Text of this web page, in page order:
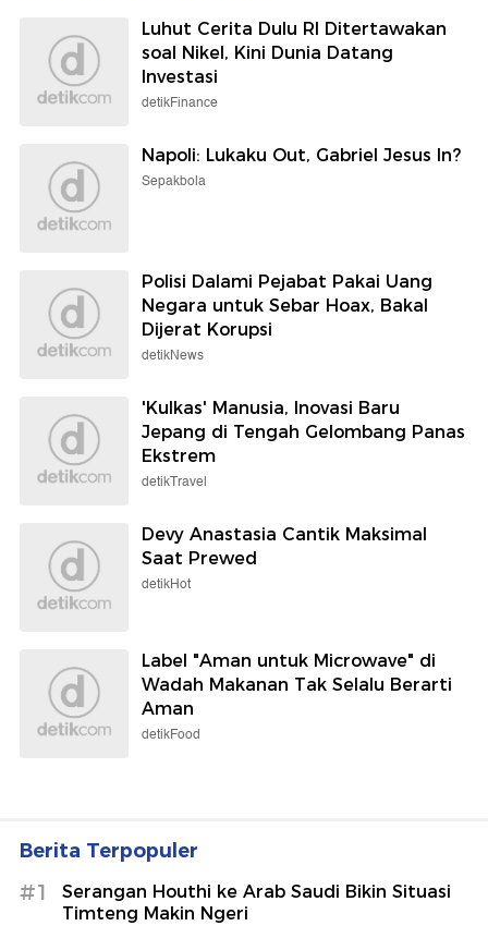
Luhut Cerita Dulu RI Ditertawakan
soal Nikel, Kini Dunia Datang
Investasi
detikFinance
Napoli: Lukaku Out, Gabriel Jesus In?
Sepakbola
Polisi Dalami Pejabat Pakai Uang
Negara untuk Sebar Hoax, Bakal
Dijerat Korupsi
detikNews
'Kulkas' Manusia, Inovasi Baru
Jepang di Tengah Gelombang Panas
Ekstrem
detikTravel
Devy Anastasia Cantik Maksimal
Saat Prewed
detikHot
Label "Aman untuk Microwave" di
Wadah Makanan Tak Selalu Berarti
Aman
detikFood
Berita Terpopuler
#1
Serangan Houthi ke Arab Saudi Bikin Situasi
Timteng Makin Ngeri